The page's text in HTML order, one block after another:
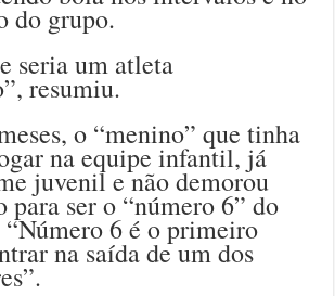
do grupo.
seria um atleta
resumiu.
o “menino” que tinha
na equipe infantil, já
juvenil e não demorou
ser o “número 6” do
6 é o primeiro
na saída de um dos